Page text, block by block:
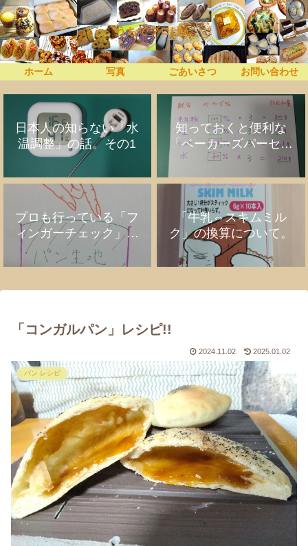
うちでプロぱん
ホーム 写真 ごあいさつ お問い合わせ
日本人の知らない「水
温調整」の話。その1
知っておくと便利な
「ベーカーズパーセン
ト」の話
プロも行っている「フ
ィンガーチェック」の
話。
「牛乳⇔スキムミル
ク」の換算について。
「コンガルパン」レシピ!!
2024.11.02 2025.01.02
パン レシピ